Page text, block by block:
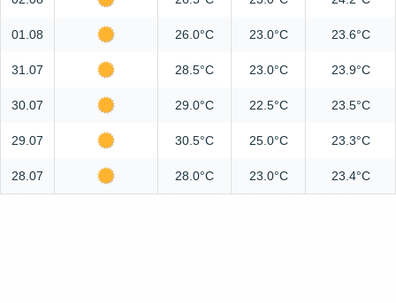
01.08 26.0°C 23.0°C 23.6°C
31.07 28.5°C 23.0°C 23.9°C
30.07 29.0°C 22.5°C 23.5°C
29.07 30.5°C 25.0°C 23.3°C
28.07 28.0°C 23.0°C 23.4°C